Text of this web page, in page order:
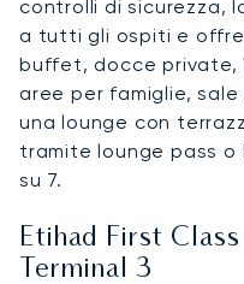
controlli di sicurezza,
a tutti gli ospiti e
buffet, docce private,
aree per famiglie,
una lounge con
tramite lounge pass o
su 7.
Etihad First
Terminal 3